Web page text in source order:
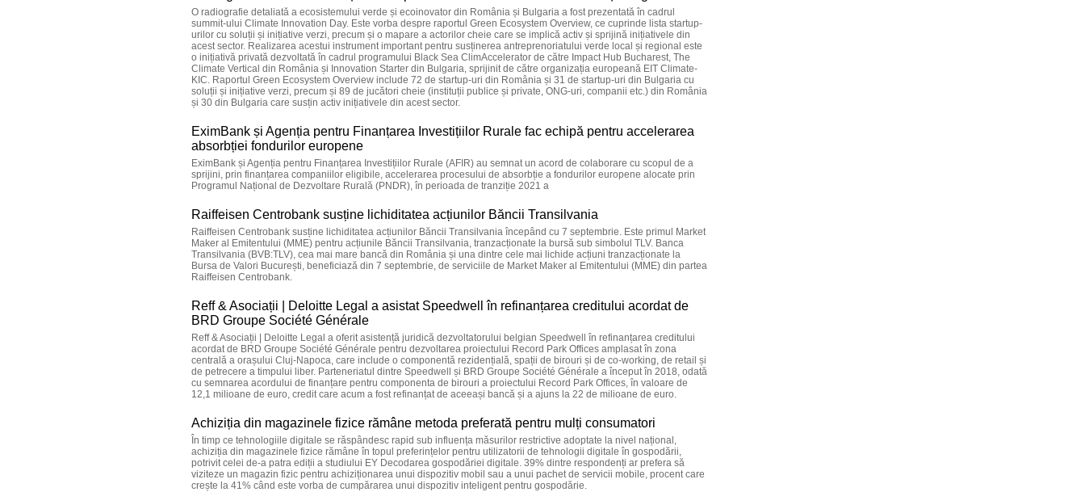
O radiografie detaliată a ecosistemului verde și ecoinovator din România și Bulgaria a fost prezentată în cadrul
summit-ului Climate Innovation Day. Este vorba despre raportul Green Ecosystem Overview, ce cuprinde lista startup-
urilor cu soluții și inițiative verzi, precum și o mapare a actorilor cheie care se implică activ și sprijină inițiativele din
acest sector. Realizarea acestui instrument important pentru susținerea antreprenoriatului verde local și regional este
o inițiativă privată dezvoltată în cadrul programului Black Sea ClimAccelerator de către Impact Hub Bucharest, The
Climate Vertical din România și Innovation Starter din Bulgaria, sprijinit de către organizația europeană EIT Climate-
KIC. Raportul Green Ecosystem Overview include 72 de startup-uri din România și 31 de startup-uri din Bulgaria cu
soluții și inițiative verzi, precum și 89 de jucători cheie (instituții publice și private, ONG-uri, companii etc.) din România
și 30 din Bulgaria care susțin activ inițiativele din acest sector.
EximBank și Agenția pentru Finanțarea Investițiilor Rurale fac echipă pentru accelerarea
absorbției fondurilor europene
EximBank și Agenția pentru Finanțarea Investițiilor Rurale (AFIR) au semnat un acord de colaborare cu scopul de a
sprijini, prin finanțarea companiilor eligibile, accelerarea procesului de absorbție a fondurilor europene alocate prin
Programul Național de Dezvoltare Rurală (PNDR), în perioada de tranziție 2021 a
Raiffeisen Centrobank susține lichiditatea acțiunilor Băncii Transilvania
Raiffeisen Centrobank susține lichiditatea acțiunilor Băncii Transilvania începând cu 7 septembrie. Este primul Market
Maker al Emitentului (MME) pentru acțiunile Băncii Transilvania, tranzacționate la bursă sub simbolul TLV. Banca
Transilvania (BVB:TLV), cea mai mare bancă din România și una dintre cele mai lichide acțiuni tranzacționate la
Bursa de Valori București, beneficiază din 7 septembrie, de serviciile de Market Maker al Emitentului (MME) din partea
Raiffeisen Centrobank.
Reff & Asociații | Deloitte Legal a asistat Speedwell în refinanțarea creditului acordat de
BRD Groupe Société Générale
Reff & Asociații | Deloitte Legal a oferit asistență juridică dezvoltatorului belgian Speedwell în refinanțarea creditului
acordat de BRD Groupe Société Générale pentru dezvoltarea proiectului Record Park Offices amplasat în zona
centrală a orașului Cluj-Napoca, care include o componentă rezidențială, spații de birouri și de co-working, de retail și
de petrecere a timpului liber. Parteneriatul dintre Speedwell și BRD Groupe Société Générale a început în 2018, odată
cu semnarea acordului de finanțare pentru componenta de birouri a proiectului Record Park Offices, în valoare de
12,1 milioane de euro, credit care acum a fost refinanțat de aceeași bancă și a ajuns la 22 de milioane de euro.
Achiziția din magazinele fizice rămâne metoda preferată pentru mulți consumatori
În timp ce tehnologiile digitale se răspândesc rapid sub influența măsurilor restrictive adoptate la nivel național,
achiziția din magazinele fizice rămâne în topul preferințelor pentru utilizatorii de tehnologii digitale în gospodării,
potrivit celei de-a patra ediții a studiului EY Decodarea gospodăriei digitale. 39% dintre respondenți ar prefera să
viziteze un magazin fizic pentru achiziționarea unui dispozitiv mobil sau a unui pachet de servicii mobile, procent care
crește la 41% când este vorba de cumpărarea unui dispozitiv inteligent pentru gospodărie.